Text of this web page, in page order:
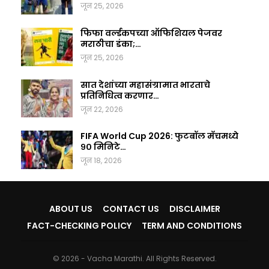
जून 25, 2026
फिफा वर्ल्डकपच्या ऑफिशियल पेजवर
मराठीचा डंका;…
जून 25, 2026
सात देशांच्या महासंग्रामात भारताचे
प्रतिनिधित्व करणार…
जून 22, 2026
FIFA World Cup 2026: फुटबॉल मॅचमध्ये
९० मिनिटे…
जून 18, 2026
ABOUT US CONTACT US
DISCLAIMER
FACT-CHECKING POLICY
TERM AND CONDITIONS
© 2026 - Vacha Marathi. All Rights Reserved.